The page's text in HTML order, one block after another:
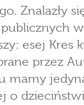
Znalazły
esej Kres
przez
mamy
o